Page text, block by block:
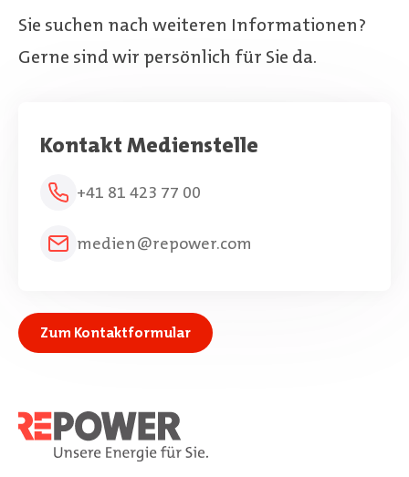
Sie suchen nach weiteren Informationen?
Gerne sind wir persönlich für Sie da.
Kontakt Medienstelle
+41 81 423 77 00
medien@repower.com
Zum Kontaktformular